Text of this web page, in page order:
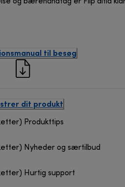
til besøg
dit produkt
Produkttips
Nyheder og særtilbud
Hurtig support